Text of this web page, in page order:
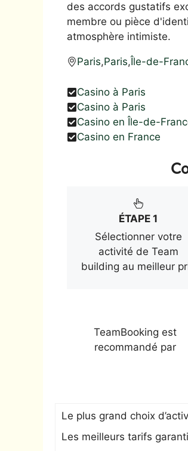
des accords gustatifs
membre ou pièce
atmosphère intimiste.
Paris,Paris,Île-de-
Casino à Paris
Casino à Paris
Casino en Île-de-
Casino en France
ÉTAPE 1
Sélectionner votre
activité de Team
building au meilleur
TeamBooking est
recommandé par
Le plus grand choix
Les meilleurs tarifs